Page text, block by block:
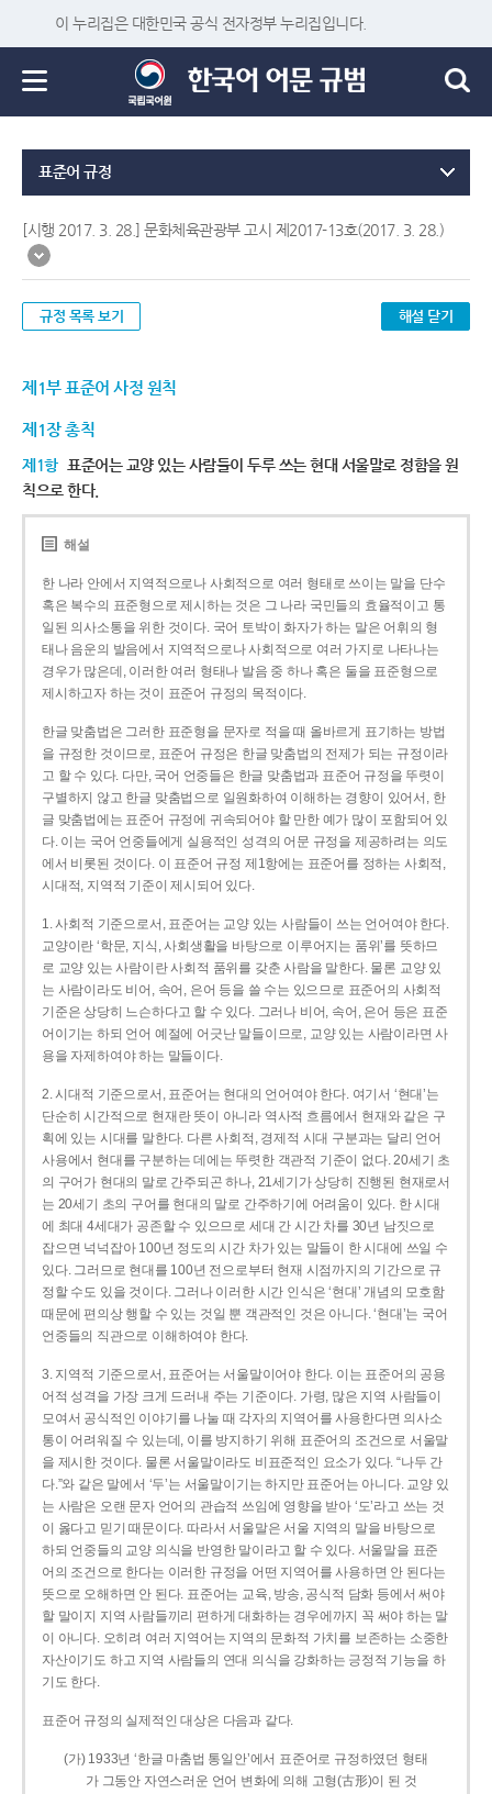
이 누리집은 대한민국 공식 전자정부 누리집입니다.
표준어 규정
[시행 2017. 3. 28.] 문화체육관광부 고시 제2017-13호(2017. 3. 28.)
규정 목록 보기 해설 닫기
제1부 표준어 사정 원칙
제1장 총칙
제1항 표준어는 교양 있는 사람들이 두루 쓰는 현대 서울말로 정함을 원
칙으로 한다.
해설
한 나라 안에서 지역적으로나 사회적으로 여러 형태로 쓰이는 말을 단수
혹은 복수의 표준형으로 제시하는 것은 그 나라 국민들의 효율적이고 통
일된 의사소통을 위한 것이다. 국어 토박이 화자가 하는 말은 어휘의 형
태나 음운의 발음에서 지역적으로나 사회적으로 여러 가지로 나타나는
경우가 많은데, 이러한 여러 형태나 발음 중 하나 혹은 둘을 표준형으로
제시하고자 하는 것이 표준어 규정의 목적이다.
한글 맞춤법은 그러한 표준형을 문자로 적을 때 올바르게 표기하는 방법
을 규정한 것이므로, 표준어 규정은 한글 맞춤법의 전제가 되는 규정이라
고 할 수 있다. 다만, 국어 언중들은 한글 맞춤법과 표준어 규정을 뚜렷이
구별하지 않고 한글 맞춤법으로 일원화하여 이해하는 경향이 있어서, 한
글 맞춤법에는 표준어 규정에 귀속되어야 할 만한 예가 많이 포함되어 있
다. 이는 국어 언중들에게 실용적인 성격의 어문 규정을 제공하려는 의도
에서 비롯된 것이다. 이 표준어 규정 제1항에는 표준어를 정하는 사회적,
시대적, 지역적 기준이 제시되어 있다.
1. 사회적 기준으로서, 표준어는 교양 있는 사람들이 쓰는 언어여야 한다.
교양이란 ‘학문, 지식, 사회생활을 바탕으로 이루어지는 품위’를 뜻하므
로 교양 있는 사람이란 사회적 품위를 갖춘 사람을 말한다. 물론 교양 있
는 사람이라도 비어, 속어, 은어 등을 쓸 수는 있으므로 표준어의 사회적
기준은 상당히 느슨하다고 할 수 있다. 그러나 비어, 속어, 은어 등은 표준
어이기는 하되 언어 예절에 어긋난 말들이므로, 교양 있는 사람이라면 사
용을 자제하여야 하는 말들이다.
2. 시대적 기준으로서, 표준어는 현대의 언어여야 한다. 여기서 ‘현대’는
단순히 시간적으로 현재란 뜻이 아니라 역사적 흐름에서 현재와 같은 구
획에 있는 시대를 말한다. 다른 사회적, 경제적 시대 구분과는 달리 언어
사용에서 현대를 구분하는 데에는 뚜렷한 객관적 기준이 없다. 20세기 초
의 구어가 현대의 말로 간주되곤 하나, 21세기가 상당히 진행된 현재로서
는 20세기 초의 구어를 현대의 말로 간주하기에 어려움이 있다. 한 시대
에 최대 4세대가 공존할 수 있으므로 세대 간 시간 차를 30년 남짓으로
잡으면 넉넉잡아 100년 정도의 시간 차가 있는 말들이 한 시대에 쓰일 수
있다. 그러므로 현대를 100년 전으로부터 현재 시점까지의 기간으로 규
정할 수도 있을 것이다. 그러나 이러한 시간 인식은 ‘현대’ 개념의 모호함
때문에 편의상 행할 수 있는 것일 뿐 객관적인 것은 아니다. ‘현대’는 국어
언중들의 직관으로 이해하여야 한다.
3. 지역적 기준으로서, 표준어는 서울말이어야 한다. 이는 표준어의 공용
어적 성격을 가장 크게 드러내 주는 기준이다. 가령, 많은 지역 사람들이
모여서 공식적인 이야기를 나눌 때 각자의 지역어를 사용한다면 의사소
통이 어려워질 수 있는데, 이를 방지하기 위해 표준어의 조건으로 서울말
을 제시한 것이다. 물론 서울말이라도 비표준적인 요소가 있다. “나두 간
다.”와 같은 말에서 ‘두’는 서울말이기는 하지만 표준어는 아니다. 교양 있
는 사람은 오랜 문자 언어의 관습적 쓰임에 영향을 받아 ‘도’라고 쓰는 것
이 옳다고 믿기 때문이다. 따라서 서울말은 서울 지역의 말을 바탕으로
하되 언중들의 교양 의식을 반영한 말이라고 할 수 있다. 서울말을 표준
어의 조건으로 한다는 이러한 규정을 어떤 지역어를 사용하면 안 된다는
뜻으로 오해하면 안 된다. 표준어는 교육, 방송, 공식적 담화 등에서 써야
할 말이지 지역 사람들끼리 편하게 대화하는 경우에까지 꼭 써야 하는 말
이 아니다. 오히려 여러 지역어는 지역의 문화적 가치를 보존하는 소중한
자산이기도 하고 지역 사람들의 연대 의식을 강화하는 긍정적 기능을 하
기도 한다.
표준어 규정의 실제적인 대상은 다음과 같다.
(가) 1933년 ‘한글 마춤법 통일안’에서 표준어로 규정하였던 형태
가 그동안 자연스러운 언어 변화에 의해 고형(古形)이 된 것